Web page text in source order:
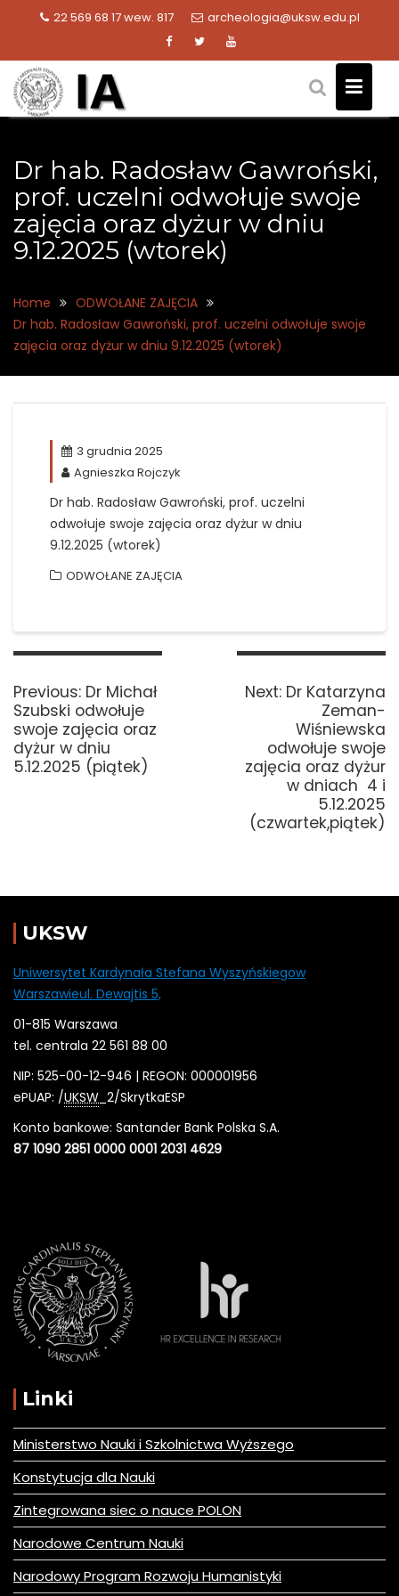
22 569 68 17 wew. 817 archeologia@uksw.edu.pl
Dr hab. Radosław Gawroński,
prof. uczelni odwołuje swoje
zajęcia oraz dyżur w dniu
9.12.2025 (wtorek)
Home
ODWOŁANE ZAJĘCIA
Dr hab. Radosław Gawroński, prof. uczelni odwołuje swoje
zajęcia oraz dyżur w dniu 9.12.2025 (wtorek)
3 grudnia 2025
Agnieszka Rojczyk
Dr hab. Radosław Gawroński, prof. uczelni
odwołuje swoje zajęcia oraz dyżur w dniu
9.12.2025 (wtorek)
ODWOŁANE ZAJĘCIA
Nawigacja
Previous: Previous
post:
Dr Michał
Szubski odwołuje
swoje zajęcia oraz
dyżur w dniu
5.12.2025 (piątek)
Next: Next
Dr Katarzyna
Zeman-
Wiśniewska
odwołuje swoje
zajęcia oraz dyżur
w dniach 4 i
5.12.2025
(czwartek,piątek)
UKSW
Uniwersytet Kardynała Stefana Wyszyńskiegow
Warszawieul. Dewajtis 5,
01-815 Warszawa
tel. centrala 22 561 88 00
NIP: 525-00-12-946 | REGON: 000001956
ePUAP: /UKSW _2/SkrytkaESP
Konto bankowe: Santander Bank Polska S.A.
87 1090 2851 0000 0001 2031 4629
Linki
Ministerstwo Nauki i Szkolnictwa Wyższego
Konstytucja dla Nauki
Zintegrowana siec o nauce POLON
Narodowe Centrum Nauki
Narodowy Program Rozwoju Humanistyki